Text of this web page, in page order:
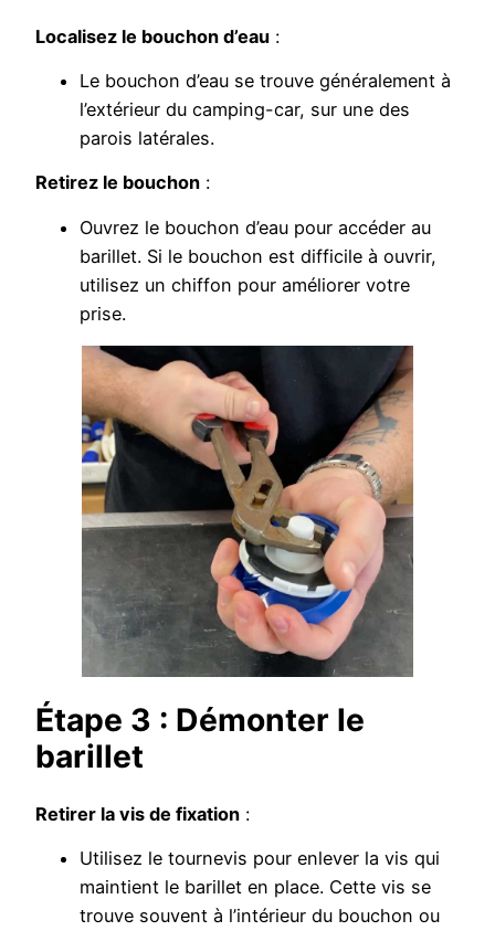
Localisez le bouchon d’eau :
Le bouchon d’eau se trouve généralement à
l’extérieur du camping-car, sur une des
parois latérales.
Retirez le bouchon :
Ouvrez le bouchon d’eau pour accéder au
barillet. Si le bouchon est difficile à ouvrir,
utilisez un chiffon pour améliorer votre
prise.
Étape 3 : Démonter le
barillet
Retirer la vis de fixation :
Utilisez le tournevis pour enlever la vis qui
maintient le barillet en place. Cette vis se
trouve souvent à l’intérieur du bouchon ou